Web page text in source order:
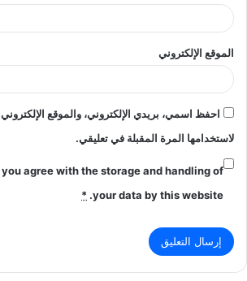
الموقع الإلكتروني
احفظ اسمي، بريدي الإلكتروني، والموقع
لاستخدامها المرة المقبلة في تعليقي.
agree with the storage and handling of
your data by this website.
*